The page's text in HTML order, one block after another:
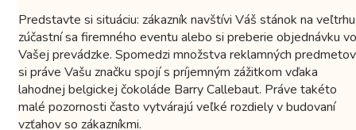
Predstavte si situáciu: zákazník navštívi Váš stánok na
zúčastní sa firemného eventu alebo si preberie objednávku vo
Vašej prevádzke. Spomedzi množstva reklamných predmetov
si práve Vašu značku spojí s príjemným zážitkom vďaka
lahodnej belgickej čokoláde Barry Callebaut. Práve takéto
malé pozornosti často vytvárajú veľké rozdiely v budovaní
vzťahov so zákazníkmi.